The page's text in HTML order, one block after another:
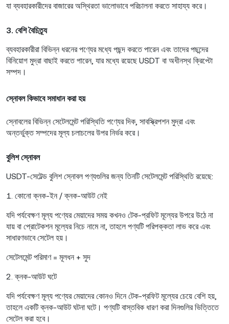
যা ব্যবহারকারীদের বাজারের অস্থিরতা ভালোভাবে পরিচালনা করতে সাহায্য করে।
3. বেশি বৈচিত্র্য
ব্যবহারকারীরা বিভিন্ন ধরনের পণ্যের মধ্যে পছন্দ করতে পারেন এবং তাদের পছন্দের
বিনিয়োগ মুদ্রা বাছাই করতে পারেন, যার মধ্যে রয়েছে USDT বা অধীনস্থ ক্রিপ্টো
সম্পদ।
স্নোবল কিভাবে সমাধান করা হয়
স্নোবলের বিভিন্ন সেটেলমেন্ট পরিস্থিতি পণ্যের দিক, সাবস্ক্রিপশন মুদ্রা এবং
অন্তর্ভুক্ত সম্পদের মূল্য চলাচলের উপর নির্ভর করে।
বুলিশ স্নোবল
USDT-সেটেল্ড বুলিশ স্নোবল পণ্যগুলির জন্য তিনটি সেটেলমেন্ট পরিস্থিতি রয়েছে:
1. কোনো ক্নক-ইন / ক্নক-আউট নেই
যদি পর্যবেক্ষণ মূল্য পণ্যের মেয়াদের সময় কখনও টেক-প্রফিট মূল্যের উপরে উঠে না
যায় বা প্রোটেকশন মূল্যের নিচে নামে না, তাহলে পণ্যটি পরিপক্কতা লাভ করে এবং
সাধারণভাবে সেটেল হয়।
সেটেলমেন্ট পরিমাণ = মূলধন + সুদ
2. ক্নক-আউট ঘটে
যদি পর্যবেক্ষণ মূল্য পণ্যের মেয়াদের কোনও দিনে টেক-প্রফিট মূল্যের চেয়ে বেশি হয়,
তাহলে একটি ক্নক-আউট ঘটনা ঘটে। পণ্যটি বাস্তবিক ধারণ করা দিনগুলির ভিত্তিতে
সেটেল করা হবে।